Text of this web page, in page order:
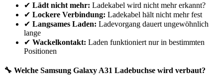
✔ Lädt nicht mehr: Ladekabel wird nicht mehr erkannt?
✔ Lockere Verbindung: Ladekabel hält nicht mehr fest
✔ Langsames Laden: Ladevorgang dauert ungewöhnlich
lange
✔ Wackelkontakt: Laden funktioniert nur in bestimmten
Positionen
🔧 Welche Samsung Galaxy A31 Ladebuchse wird verbaut?